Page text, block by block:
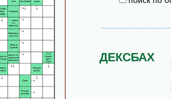
ДЕКСБАХ